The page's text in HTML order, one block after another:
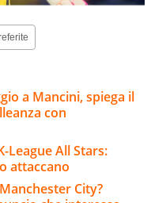
a Mancini, spiega il
con
League All Stars:
attaccano
City?